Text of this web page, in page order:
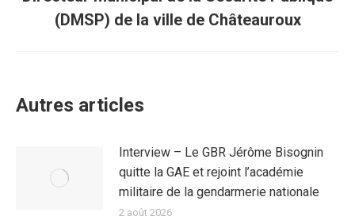
(DMSP) de la ville de Châteauroux
Autres articles
Interview – Le GBR Jérôme Bisognin
quitte la GAE et rejoint l’académie
militaire de la gendarmerie nationale
2 août 2026